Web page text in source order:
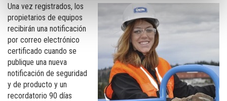
Una vez registrados, los
propietarios de equipos
recibirán una notificación
por correo electrónico
certificado cuando se
publique una nueva
notificación de seguridad
y de producto y un
recordatorio 90 días